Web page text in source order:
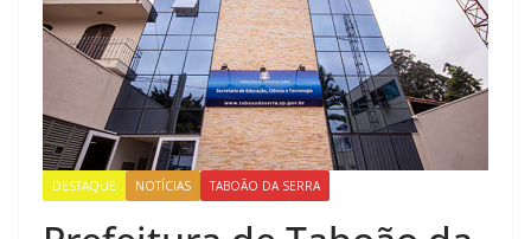
DESTAQUE NOTÍCIAS TABOÃO DA SERRA